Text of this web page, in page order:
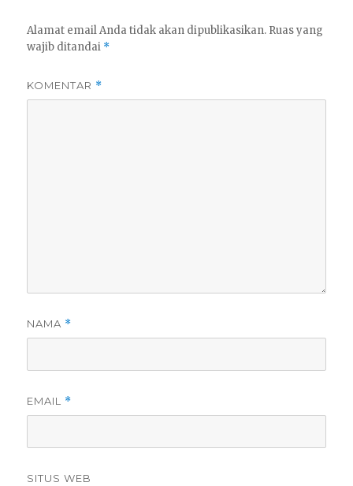
Alamat email Anda tidak akan dipublikasikan. Ruas yang
wajib ditandai *
KOMENTAR *
NAMA *
EMAIL *
SITUS WEB